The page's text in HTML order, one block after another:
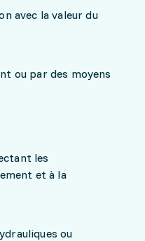
avec la valeur du
ou par des moyens
les
et à la
ou